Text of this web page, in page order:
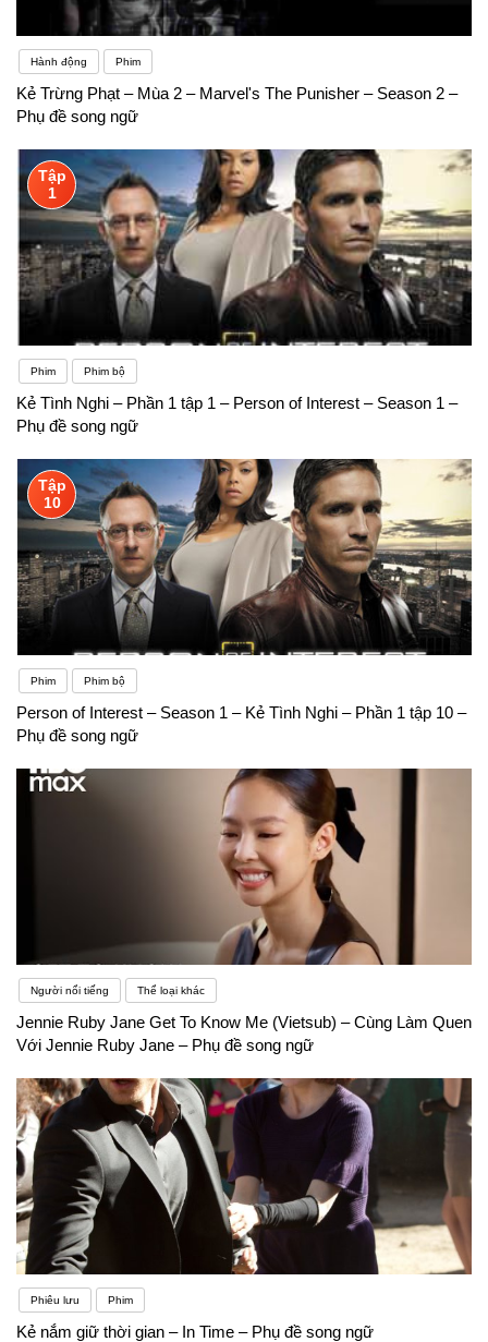
Hành động Phim
Kẻ Trừng Phạt – Mùa 2 – Marvel's The Punisher – Season 2 –
Phụ đề song ngữ
Tập
1
Phim Phim bộ
Kẻ Tình Nghi – Phần 1 tập 1 – Person of Interest – Season 1 –
Phụ đề song ngữ
Tập
10
Phim Phim bộ
Person of Interest – Season 1 – Kẻ Tình Nghi – Phần 1 tập 10 –
Phụ đề song ngữ
Người nổi tiếng Thể loại khác
Jennie Ruby Jane Get To Know Me (Vietsub) – Cùng Làm Quen
Với Jennie Ruby Jane – Phụ đề song ngữ
Phiêu lưu Phim
Kẻ nắm giữ thời gian – In Time – Phụ đề song ngữ